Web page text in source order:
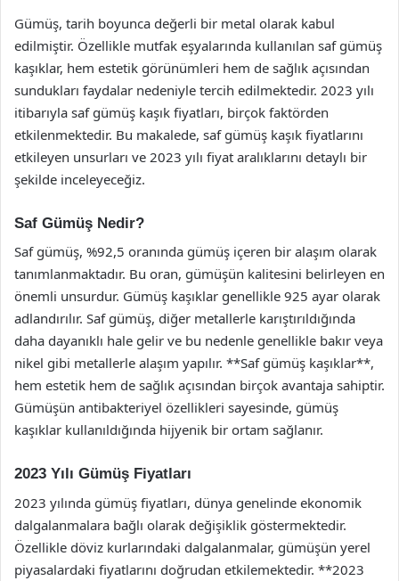
Gümüş, tarih boyunca değerli bir metal olarak kabul
edilmiştir. Özellikle mutfak eşyalarında kullanılan saf gümüş
kaşıklar, hem estetik görünümleri hem de sağlık açısından
sundukları faydalar nedeniyle tercih edilmektedir. 2023 yılı
itibarıyla saf gümüş kaşık fiyatları, birçok faktörden
etkilenmektedir. Bu makalede, saf gümüş kaşık fiyatlarını
etkileyen unsurları ve 2023 yılı fiyat aralıklarını detaylı bir
şekilde inceleyeceğiz.
Saf Gümüş Nedir?
Saf gümüş, %92,5 oranında gümüş içeren bir alaşım olarak
tanımlanmaktadır. Bu oran, gümüşün kalitesini belirleyen en
önemli unsurdur. Gümüş kaşıklar genellikle 925 ayar olarak
adlandırılır. Saf gümüş, diğer metallerle karıştırıldığında
daha dayanıklı hale gelir ve bu nedenle genellikle bakır veya
nikel gibi metallerle alaşım yapılır. **Saf gümüş kaşıklar**,
hem estetik hem de sağlık açısından birçok avantaja sahiptir.
Gümüşün antibakteriyel özellikleri sayesinde, gümüş
kaşıklar kullanıldığında hijyenik bir ortam sağlanır.
2023 Yılı Gümüş Fiyatları
2023 yılında gümüş fiyatları, dünya genelinde ekonomik
dalgalanmalara bağlı olarak değişiklik göstermektedir.
Özellikle döviz kurlarındaki dalgalanmalar, gümüşün yerel
piyasalardaki fiyatlarını doğrudan etkilemektedir. **2023